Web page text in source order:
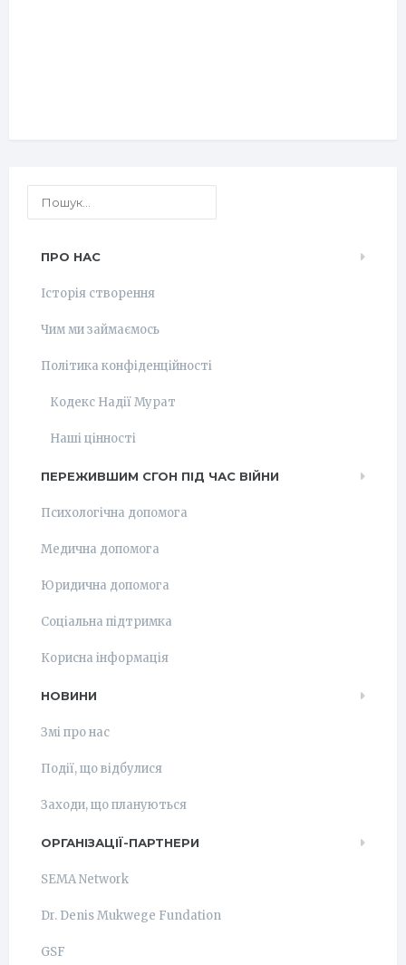
ПРО НАС
Історія створення
Чим ми займаємось
Політика конфіденційності
Кодекс Надії Мурат
Наші цінності
ПЕРЕЖИВШИМ СГОН ПІД ЧАС ВІЙНИ
Психологічна допомога
Медична допомога
Юридична допомога
Соціальна підтримка
Корисна інформація
НОВИНИ
Змі про нас
Події, що відбулися
Заходи, що плануються
ОРГАНІЗАЦІЇ-ПАРТНЕРИ
SEMA Network
Dr. Denis Mukwege Fundation
GSF